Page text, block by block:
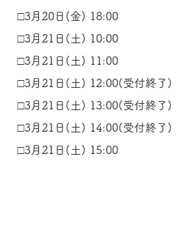
□3月20日(金) 18:00
□3月21 日(土) 10:00
□3月21 日 (土) 11:00
□3月21 日 (土) 12:00(受付終了)
□3月21 日 (土) 13:00(受付終了)
□3月21 日 (土) 14:00(受付終了)
□3月21 日 (土) 15:00